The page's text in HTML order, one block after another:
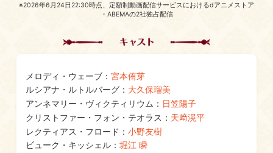
※2026年6月24日22:30時点、定額制動画配信サービスにおけるdアニメストア
・ ABEMAの2社独占配信
メロディ・ウェーブ： 宮本侑芽
ルシアナ・ルトルバーグ： 大久保瑠美
アンネマリー・ヴィクティリウム： 日笠陽子
クリストファー・フォン・テオラス： 天﨑滉平
レクティアス・フロード： 小野友樹
ビューク・キッシェル： 堀江 瞬